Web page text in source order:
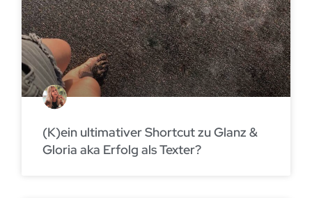
(K)ein ultimativer Shortcut zu Glanz &
Gloria aka Erfolg als Texter?